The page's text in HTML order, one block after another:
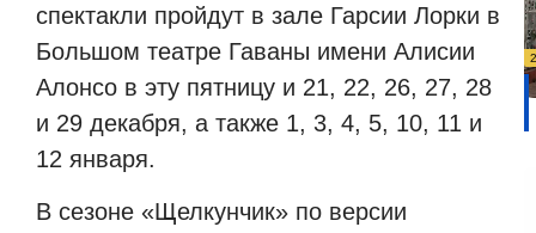
спектакли пройдут в зале Гарсии Лорки в
Большом театре Гаваны имени Алисии
Алонсо в эту пятницу и 21, 22, 26, 27, 28
и 29 декабря, а также 1, 3, 4, 5, 10, 11 и
12 января.
В сезоне «Щелкунчик» по версии